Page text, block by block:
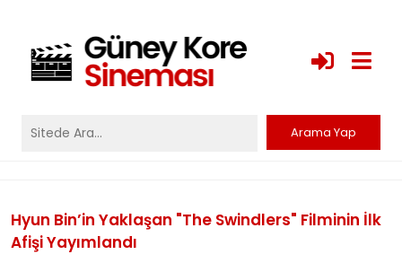
Hyun Bin’in Yaklaşan "The Swindlers" Filminin İlk
Afişi Yayımlandı